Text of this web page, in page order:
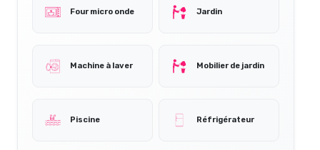
Four micro onde Jardin
Machine à laver Mobilier de jardin
Piscine Réfrigérateur